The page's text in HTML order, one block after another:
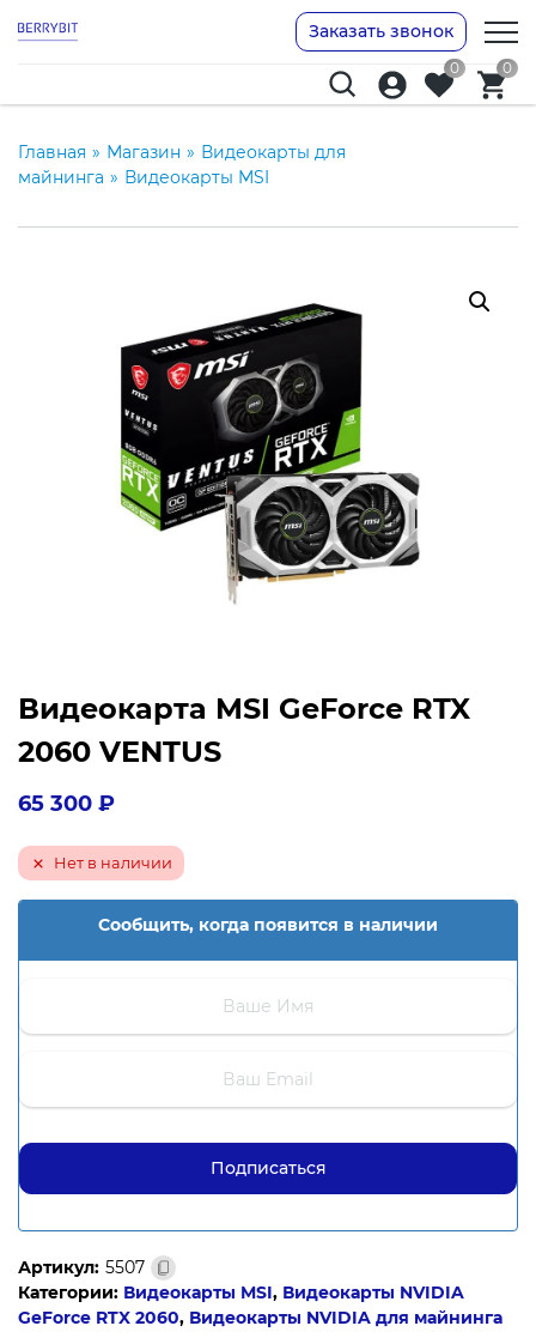
Заказать звонок
0 0
Главная » Магазин » Видеокарты для
майнинга » Видеокарты MSI
Видеокарта MSI GeForce RTX
2060 VENTUS
65 300 ₽
Нет в наличии
Сообщить, когда появится в наличии
Артикул: 5507
Категории: Видеокарты MSI, Видеокарты NVIDIA
GeForce RTX 2060, Видеокарты NVIDIA для майнинга